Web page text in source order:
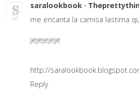
saralookbook ·
me encanta la camisa lastima
jejejejeje
http://
Reply